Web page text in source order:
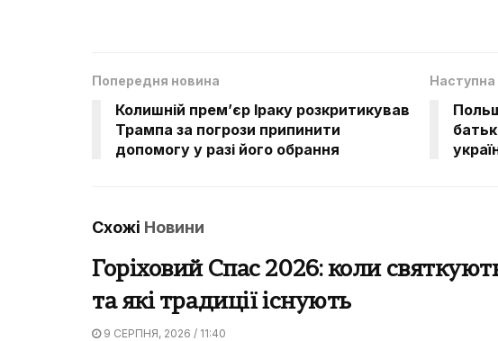
Попередня новина
Колишній прем’єр Іраку розкритикував
Трампа за погрози припинити
допомогу у разі його обрання
Наступна
Схожі Новини
Горіховий Спас 2026: коли
та які традиції існують
9 СЕРПНЯ, 2026 / 11:40